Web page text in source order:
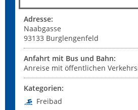
Adresse:
Naabgasse
93133 Burglengenfeld
Anfahrt mit Bus und Bahn:
Anreise mit öffentlichen
Kategorien:
Freibad